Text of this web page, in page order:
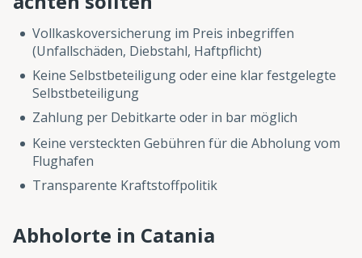
Vollkaskoversicherung im Preis inbegriffen
(Unfallschäden, Diebstahl, Haftpflicht)
Keine Selbstbeteiligung oder eine klar festgelegte
Selbstbeteiligung
Zahlung per Debitkarte oder in bar möglich
Keine versteckten Gebühren für die Abholung vom
Flughafen
Transparente Kraftstoffpolitik
Abholorte in Catania